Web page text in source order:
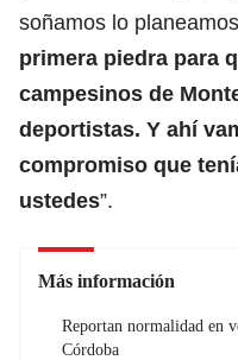
soñamos lo
primera piedra para
campesinos de
deportistas. Y ahí
compromiso que
ustedes”.
Más información
Reportan normalidad en
Córdoba